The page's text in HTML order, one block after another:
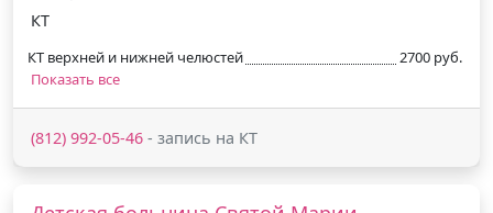
КТ
КТ верхней и нижней челюстей
2700 руб.
Показать все
(812) 992-05-46 - запись на КТ